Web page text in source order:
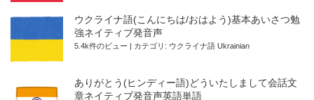
ウクライナ語(こんにちは/おはよう)基本あいさつ勉
強ネイティブ発音声
5.4k件のビュー カテゴリ: ウクライナ語 Ukrainian
ありがとう(ヒンディー語)どういたしまして会話文
章ネイティブ発音声英語単語